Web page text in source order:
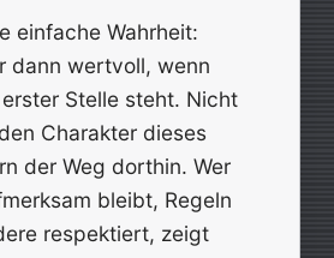
einfache Wahrheit:
dann wertvoll, wenn
Stelle steht. Nicht
Charakter dieses
der Weg dorthin. Wer
bleibt, Regeln
respektiert, zeigt